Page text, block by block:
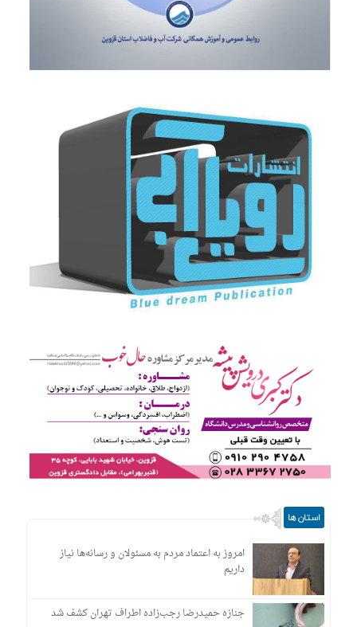
استان ها
امروز به اعتماد مردم به مسئولان و رسانه‌ها نیاز
داریم
جنازه حمیدرضا رجب‌زاده اطراف تهران کشف شد